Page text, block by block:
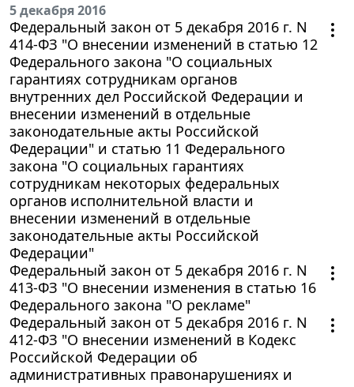
5 декабря 2016
Федеральный закон от 5 декабря 2016 г. N
414-ФЗ "О внесении изменений в статью 12
Федерального закона "О социальных
гарантиях сотрудникам органов
внутренних дел Российской Федерации и
внесении изменений в отдельные
законодательные акты Российской
Федерации" и статью 11 Федерального
закона "О социальных гарантиях
сотрудникам некоторых федеральных
органов исполнительной власти и
внесении изменений в отдельные
законодательные акты Российской
Федерации"
Федеральный закон от 5 декабря 2016 г. N
413-ФЗ "О внесении изменения в статью 16
Федерального закона "О рекламе"
Федеральный закон от 5 декабря 2016 г. N
412-ФЗ "О внесении изменений в Кодекс
Российской Федерации об
административных правонарушениях и